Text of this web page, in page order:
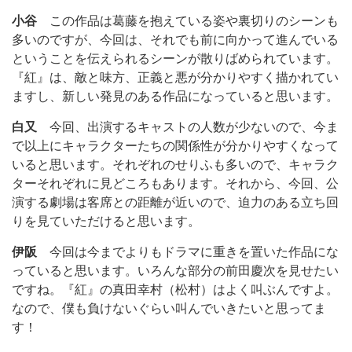
小谷 この作品は葛藤を抱えている姿や裏切りのシーンも
多いのですが、今回は、それでも前に向かって進んでいる
ということを伝えられるシーンが散りばめられています。
『紅』は、敵と味方、正義と悪が分かりやすく描かれてい
ますし、新しい発見のある作品になっていると思います。
白又
今回、出演するキャストの人数が少ないので、今ま
で以上にキャラクターたちの関係性が分かりやすくなって
いると思います。それぞれのせりふも多いので、キャラク
ターそれぞれに見どころもあります。それから、今回、公
演する劇場は客席との距離が近いので、迫力のある立ち回
りを見ていただけると思います。
伊阪 今回は今までよりもドラマに重きを置いた作品にな
っていると思います。いろんな部分の前田慶次を見せたい
ですね。『紅』の真田幸村（松村）はよく叫ぶんですよ。
なので、僕も負けないぐらい叫んでいきたいと思ってま
す！